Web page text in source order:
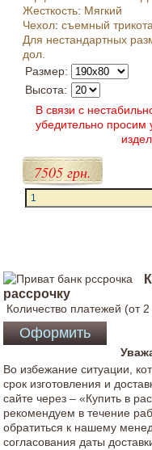
Жесткость: Мягкий
Чехол:съемный
Для нестандартных
дол.
Размер:
Высота:
В связи с
убедительно просим
7505 грн.
рассрочку
Количество платежей (от
Во избежание ситуации,
срок изготовления и
сайте через – «Купить в
рекомендуем в течение
обратиться к нашему
согласования даты